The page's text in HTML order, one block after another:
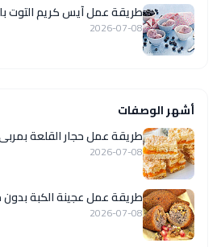
طريقة عمل آيس كريم التوت
2026-07-08
أشهر الوصفات
طريقة عمل حجار القلعة
2026-07-08
طريقة عمل عجينة الكبة بدون
2026-07-08